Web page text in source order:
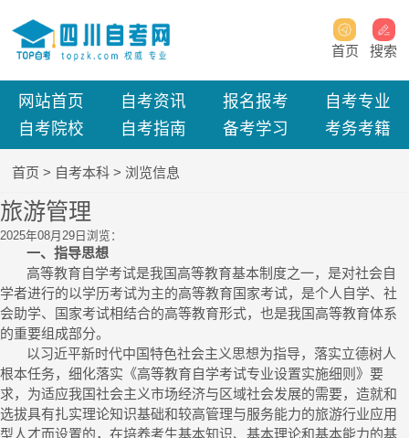
首页 搜索
网站首页 自考资讯 报名报考
自考专业
自考院校
自考指南 备考学习 考务考籍
首页 > 自考本科> 浏览信息
旅游管理
2025年08月29日 浏览：
一、指导思想
高等教育自学考试是我国高等教育基本制度之一，是对社会自
学者进行的以学历考试为主的高等教育国家考试，是个人自学、社
会助学、国家考试相结合的高等教育形式，也是我国高等教育体系
的重要组成部分。
以习近平新时代中国特色社会主义思想为指导，落实立德树人
根本任务，细化落实《高等教育自学考试专业设置实施细则》要
求，为适应我国社会主义市场经济与区域社会发展的需要，造就和
选拔具有扎实理论知识基础和较高管理与服务能力的旅游行业应用
型人才而设置的，在培养考生基本知识、基本理论和基本能力的基